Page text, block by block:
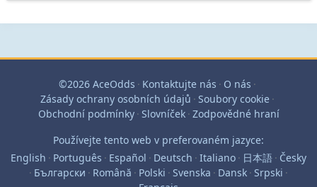
©2026 AceOdds · Kontaktujte nás · O nás ·
Zásady ochrany osobních údajů · Soubory cookie ·
Obchodní podmínky · Slovníček · Zodpovědné hraní
Používejte tento web v preferovaném jazyce:
English · Português · Español · Deutsch · Italiano · 日本語 · Česky
· Български · Română · Polski · Svenska · Dansk · Srpski ·